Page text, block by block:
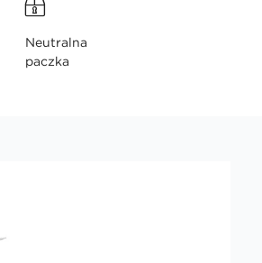
Neutralna
paczka